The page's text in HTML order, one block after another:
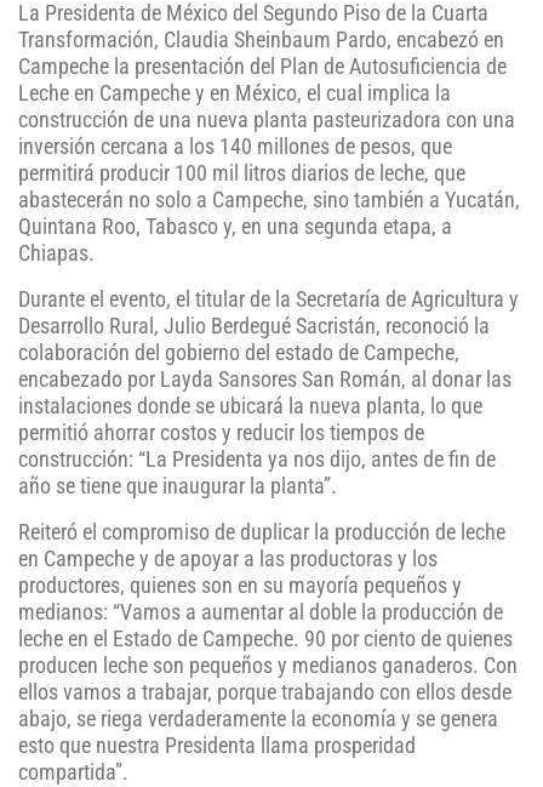
La Presidenta de México del Segundo Piso de la Cuarta
Transformación, Claudia Sheinbaum Pardo, encabezó en
Campeche la presentación del Plan de Autosuficiencia de
Leche en Campeche y en México, el cual implica la
construcción de una nueva planta pasteurizadora con una
inversión cercana a los 140 millones de pesos, que
permitirá producir 100 mil litros diarios de leche, que
abastecerán no solo a Campeche, sino también a Yucatán,
Quintana Roo, Tabasco y, en una segunda etapa, a
Chiapas.
Durante el evento, el titular de la Secretaría de Agricultura y
Desarrollo Rural, Julio Berdegué Sacristán, reconoció la
colaboración del gobierno del estado de Campeche,
encabezado por Layda Sansores San Román, al donar las
instalaciones donde se ubicará la nueva planta, lo que
permitió ahorrar costos y reducir los tiempos de
construcción: “La Presidenta ya nos dijo, antes de fin de
año se tiene que inaugurar la planta”.
Reiteró el compromiso de duplicar la producción de leche
en Campeche y de apoyar a las productoras y los
productores, quienes son en su mayoría pequeños y
medianos: “Vamos a aumentar al doble la producción de
leche en el Estado de Campeche. 90 por ciento de quienes
producen leche son pequeños y medianos ganaderos. Con
ellos vamos a trabajar, porque trabajando con ellos desde
abajo, se riega verdaderamente la economía y se genera
esto que nuestra Presidenta llama prosperidad
compartida”.